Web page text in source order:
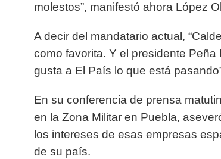
molestos”, manifestó ahora López
A decir del mandatario actual,
como favorita. Y el presidente
gusta a El País lo que está
En su conferencia de prensa
en la Zona Militar en Puebla,
los intereses de esas empresas
de su país.